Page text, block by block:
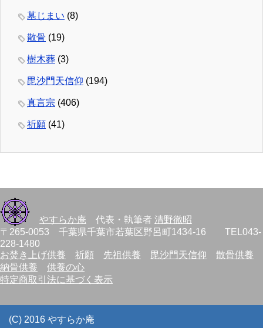
墓じまい (8)
散骨 (19)
樹木葬 (3)
毘沙門天信仰 (194)
真言宗 (406)
祈願 (41)
やすらか庵 代表・執筆者 清野徹昭
〒265-0053 千葉県千葉市若葉区野呂町1434-16 TEL043-
228-1480
お焚き上げ供養
祈願 先祖供養 毘沙門天信仰
散骨供養
納骨供養
供養の心
特定商取引法に基づく表示
(C) 2016 やすらか庵